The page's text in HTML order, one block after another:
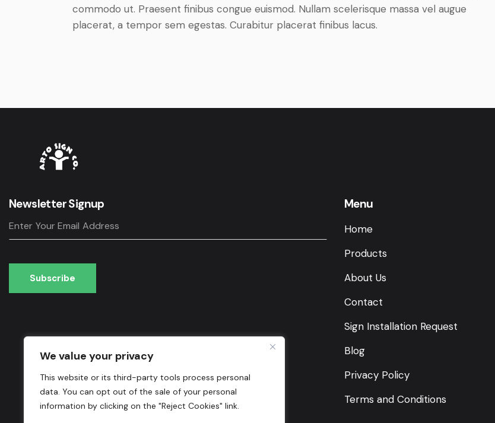
We value your privacy
This website or its third-party tools process personal
data. You can opt out of the sale of your personal
information by clicking on the "Reject Cookies" link.
commodo ut. Praesent finibus congue euismod. Nullam scelerisque massa vel augue
placerat, a tempor sem egestas. Curabitur placerat finibus lacus.
Newsletter Signup
Subscribe
Subscribe
Menu
Home
Products
About Us
Contact
Sign Installation Request
Blog
Privacy Policy
Terms and Conditions